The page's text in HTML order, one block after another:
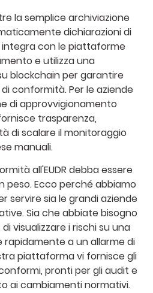
la semplice archiviazione
dichiarazioni di
integra con le piattaforme
e utilizza una
blockchain per garantire
conformità. Per le aziende
di approvvigionamento
trasparenza,
di scalare il monitoraggio
manuali.
all'EUDR debba essere
peso. Ecco perché abbiamo
servire sia le grandi aziende
Sia che abbiate bisogno
visualizzare i rischi su una
rapidamente a un allarme di
piattaforma vi fornisce gli
pronti per gli audit e
ai cambiamenti normativi.